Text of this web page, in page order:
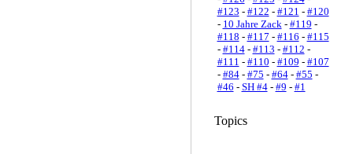
#123 - #122 - #121 - #120
- 10 Jahre Zack- #119 -
#118 - #117 - #116 - #115
- #114- #113 - #112 -
#111 - #110 - #109 - #107
- #84- #75 - #64- #55 -
#46 - SH #4- #9 - #1
Topics